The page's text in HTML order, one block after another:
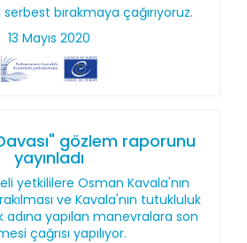
bırakmaya çağırıyoruz.
13 Mayıs 2020
gözlem raporunu
yayınladı
yetkililere Osman Kavala'nın
ve Kavala'nın tutukluluk
yapılan manevralara son
çağrısı yapılıyor.